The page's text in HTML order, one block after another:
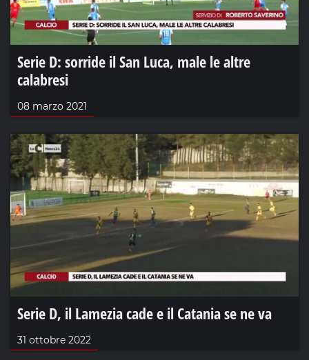
Serie D: sorride il San Luca, male le altre
calabresi
08 marzo 2021
Serie D, il Lamezia cade e il Catania se ne va
31 ottobre 2022